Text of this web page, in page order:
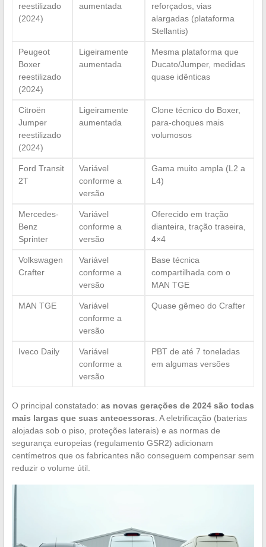
reestilizado
(2024)
aumentada
reforçados, vias
alargadas (plataforma
Stellantis)
Peugeot
Boxer
reestilizado
(2024)
Ligeiramente
aumentada
Mesma plataforma que
Ducato/Jumper, medidas
quase idênticas
Citroën
Jumper
reestilizado
(2024)
Ligeiramente
aumentada
Clone técnico do Boxer,
para-choques mais
volumosos
Ford Transit
2T
Variável
conforme a
versão
Gama muito ampla (L2 a
L4)
Mercedes-
Benz
Sprinter
Variável
conforme a
versão
Oferecido em tração
dianteira, tração traseira,
4×4
Volkswagen
Crafter
Variável
conforme a
versão
Base técnica
compartilhada com o
MAN TGE
MAN TGE
Variável
conforme a
versão
Quase gêmeo do Crafter
Iveco Daily
Variável
conforme a
versão
PBT de até 7 toneladas
em algumas versões
O principal constatado: as novas gerações de 2024 são todas
mais largas que suas antecessoras . A eletrificação (baterias
alojadas sob o piso, proteções laterais) e as normas de
segurança europeias (regulamento GSR2) adicionam
centímetros que os fabricantes não conseguem compensar sem
reduzir o volume útil.